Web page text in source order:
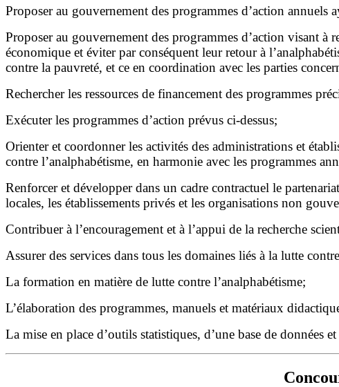
Proposer au gouvernement des programmes d’action
Proposer au gouvernement des programmes d’action visant à
économique et éviter par conséquent leur retour à
contre la pauvreté, et ce en coordination avec les parties
Rechercher les ressources de financement des programmes
Exécuter les programmes d’action prévus ci-dessus;
Orienter et coordonner les activités des administrations et
contre l’analphabétisme, en harmonie avec les programmes
Renforcer et développer dans un cadre contractuel le
locales, les établissements privés et les organisations non
Contribuer à l’encouragement et à l’appui de la recherche
Assurer des services dans tous les domaines liés à la lutte
La formation en matière de lutte contre l’analphabétisme;
L’élaboration des programmes, manuels et matériaux
La mise en place d’outils statistiques, d’une base de données